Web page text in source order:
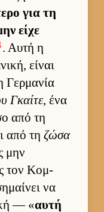
για τη
είχε
. Αυτή η
εί­ναι
Γερ­μανία
Γκαίτε, ένα
από τη
από τη ζώσα
μην
τον Κομ­
να
— «αυτή